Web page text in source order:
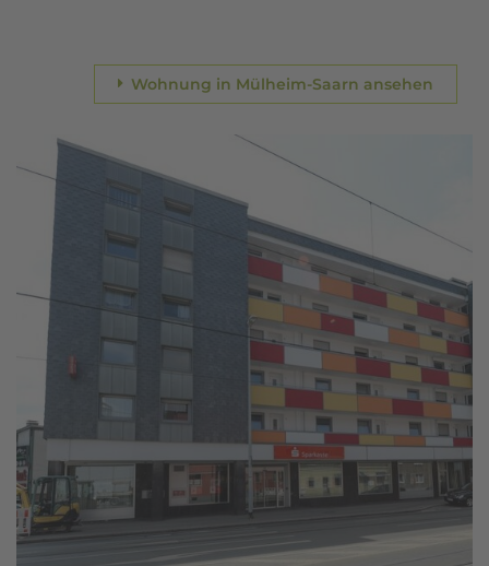
Wohnung in Mülheim-Saarn ansehen